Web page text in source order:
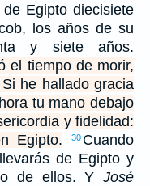
Egipto diecisiete
los años de su
y siete años.
el tiempo de morir,
he hallado gracia
tu mano debajo
y fidelidad:
Egipto.
30 Cuando
de Egipto y
de ellos. Y José